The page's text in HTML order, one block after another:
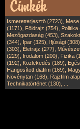
Ismeretterjesztő (2723),
(1171), Földrajz (754), Politika
Mezőgazdaság (453),
(344), Ipar (325), Ifjúsági (308)
(303), Életrajz (277),
(229), Irodalom (200), Fizika
(192), Közlekedés (189),
Hangosított diafilm (169),
Növénytan (168), Rajzfilm
Technikatörténet (130),